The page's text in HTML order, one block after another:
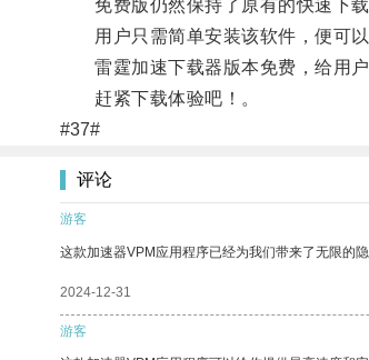
免费版仍然保持了原有的快速下载
用户只需简单安装该软件，便可以
雷霆加速下载器版本免费，给用户
赶紧下载体验吧！。
#37#
评论
游客
这款加速器VPM应用程序已经为我们带来了无限的隐
2024-12-31
游客